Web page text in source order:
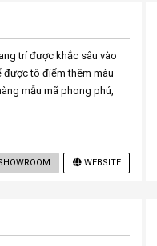
trí được khắc sâu vào
được tô điểm thêm màu
mẫu mã phong phú,
WEBSITE